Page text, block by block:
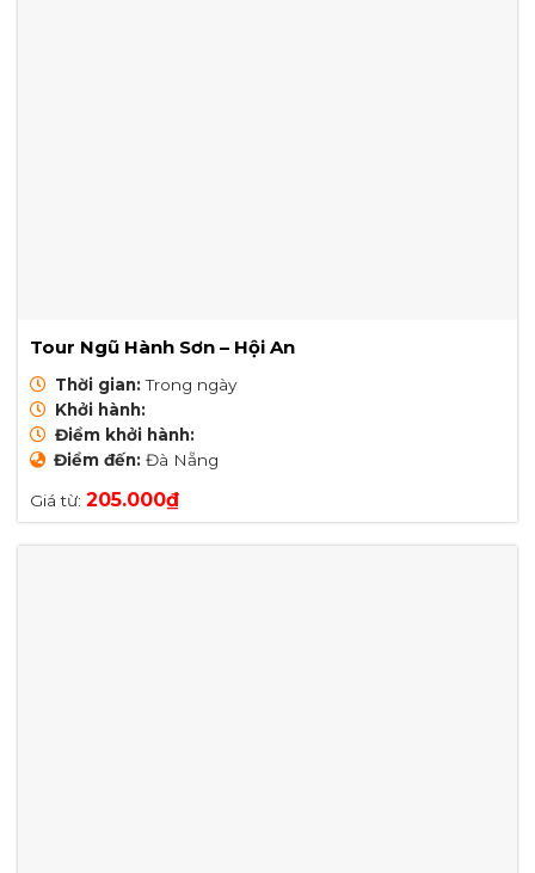
Tour Ngũ Hành Sơn – Hội An
Thời gian: Trong ngày
Khởi hành:
Điểm khởi hành:
Điểm đến: Đà Nẵng
Giá từ: 205.000₫